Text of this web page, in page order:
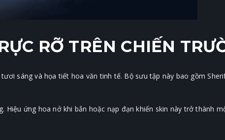
RỠ TRÊN CHIẾN
sáng và họa tiết hoa văn tinh tế. Bộ sưu tập này bao gồm
ứng hoa nở khi bắn hoặc nạp đạn khiến skin này trở thành